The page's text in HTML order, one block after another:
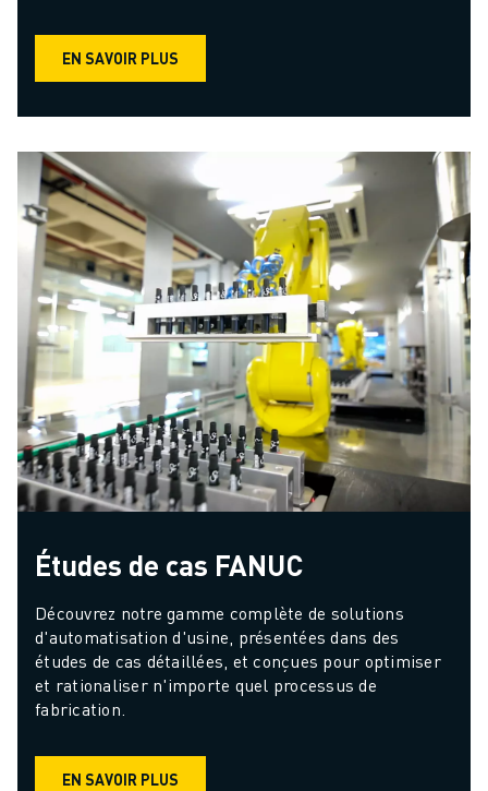
EN SAVOIR PLUS
Études de cas FANUC
Découvrez notre gamme complète de solutions
d'automatisation d'usine, présentées dans des
études de cas détaillées, et conçues pour optimiser
et rationaliser n'importe quel processus de
fabrication.
EN SAVOIR PLUS